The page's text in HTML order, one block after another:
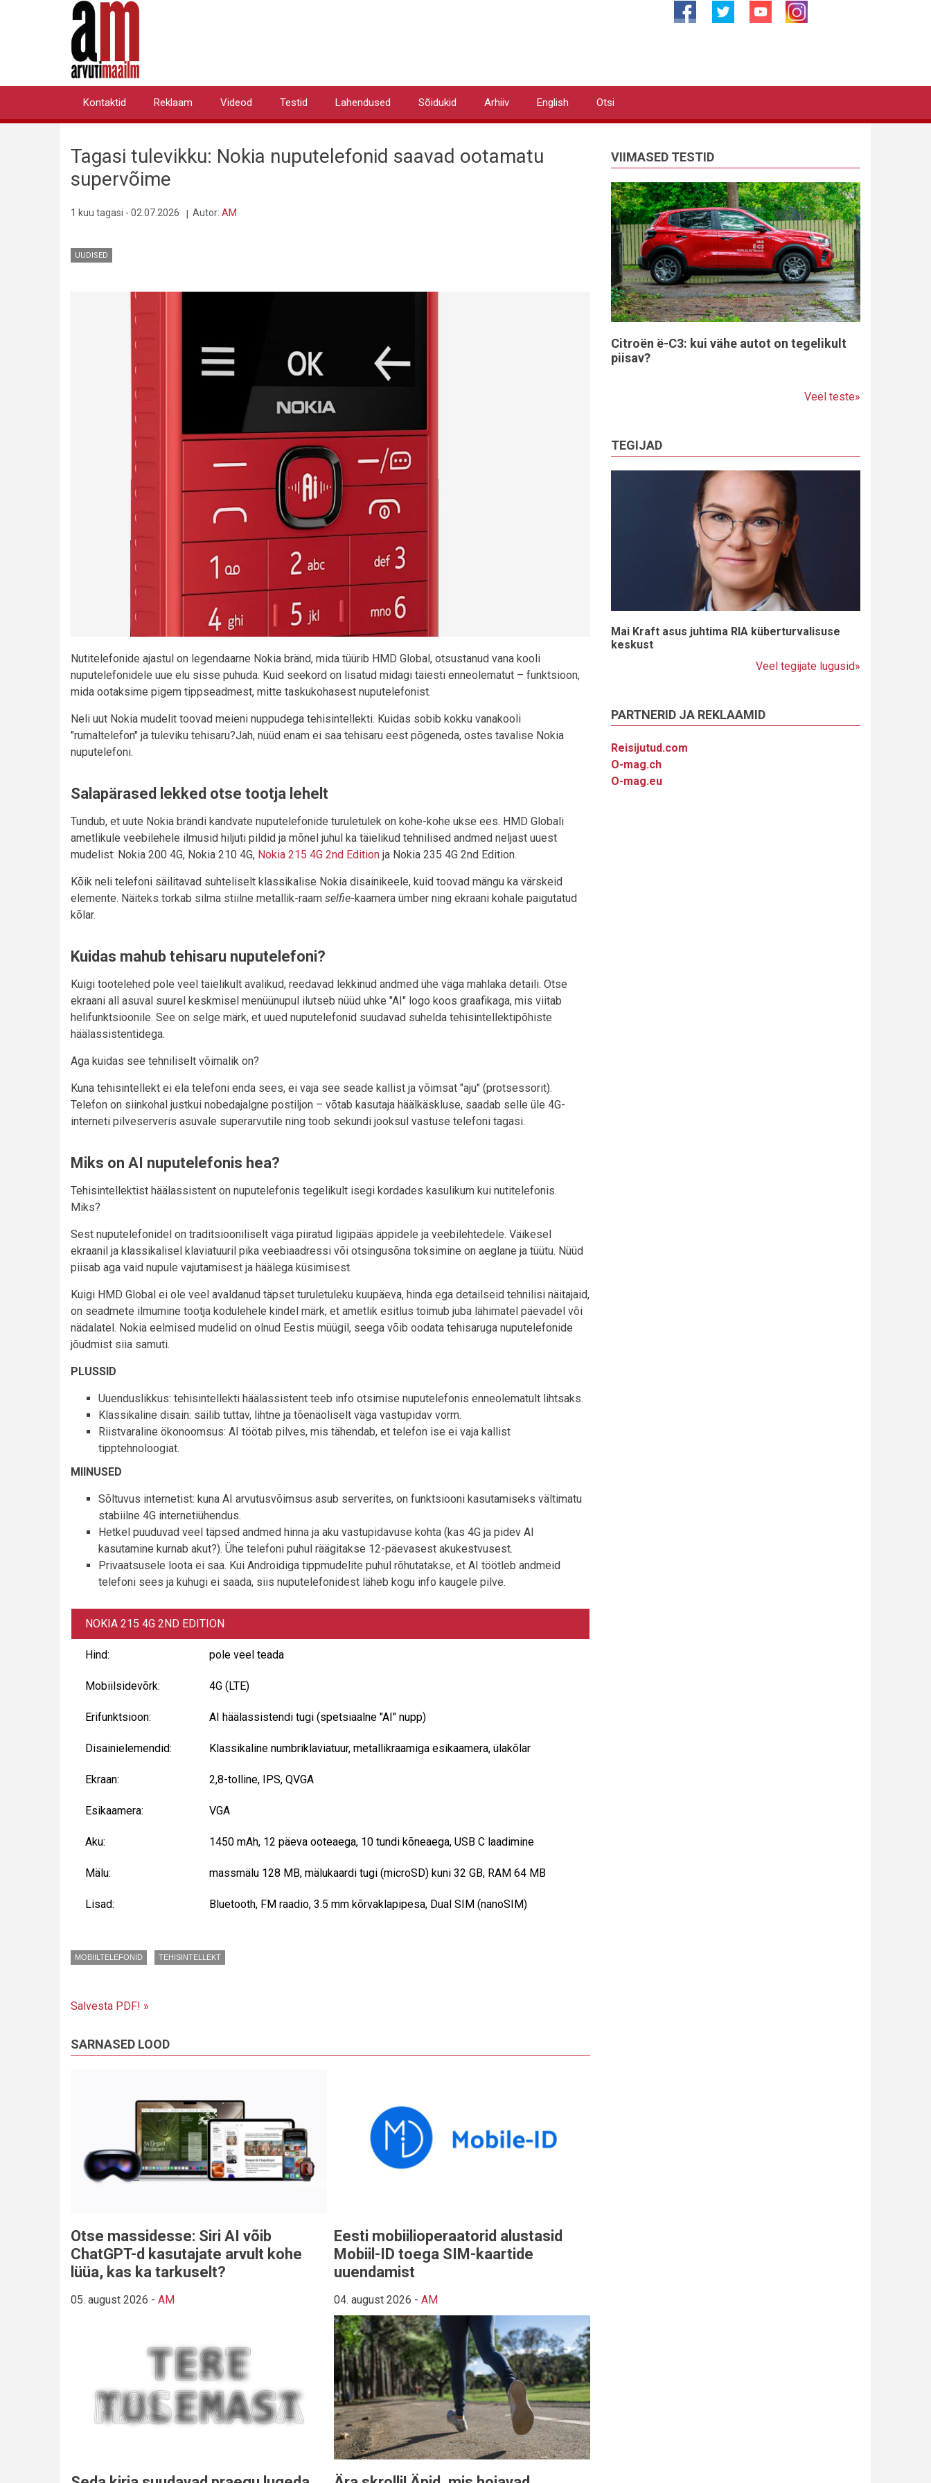
Primary
Kontaktid Reklaam Videod Testid Lahendused Sõidukid Arhiiv English Otsi
Tagasi tulevikku: Nokia nuputelefonid saavad ootamatu
supervõime
1 kuu tagasi - 02.07.2026 Autor: AM
UUDISED
Nutitelefonide ajastul on legendaarne Nokia bränd, mida tüürib HMD Global, otsustanud vana kooli
nuputelefonidele uue elu sisse puhuda. Kuid seekord on lisatud midagi täiesti enneolematut – funktsioon,
mida ootaksime pigem tippseadmest, mitte taskukohasest nuputelefonist.
Neli uut Nokia mudelit toovad meieni nuppudega tehisintellekti. Kuidas sobib kokku vanakooli
"rumaltelefon" ja tuleviku tehisaru?Jah, nüüd enam ei saa tehisaru eest põgeneda, ostes tavalise Nokia
nuputelefoni.
Salapärased lekked otse tootja lehelt
Tundub, et uute Nokia brändi kandvate nuputelefonide turuletulek on kohe-kohe ukse ees. HMD Globali
ametlikule veebilehele ilmusid hiljuti pildid ja mõnel juhul ka täielikud tehnilised andmed neljast uuest
mudelist: Nokia 200 4G, Nokia 210 4G, Nokia 215 4G 2nd Edition ja Nokia 235 4G 2nd Edition.
Kõik neli telefoni säilitavad suhteliselt klassikalise Nokia disainikeele, kuid toovad mängu ka värskeid
elemente. Näiteks torkab silma stiilne metallik-raam selfie-kaamera ümber ning ekraani kohale paigutatud
kõlar.
Kuidas mahub tehisaru nuputelefoni?
Kuigi tootelehed pole veel täielikult avalikud, reedavad lekkinud andmed ühe väga mahlaka detaili. Otse
ekraani all asuval suurel keskmisel menüünupul ilutseb nüüd uhke "AI" logo koos graafikaga, mis viitab
helifunktsioonile. See on selge märk, et uued nuputelefonid suudavad suhelda tehisintellektipõhiste
häälassistentidega.
Aga kuidas see tehniliselt võimalik on?
Kuna tehisintellekt ei ela telefoni enda sees, ei vaja see seade kallist ja võimsat "aju" (protsessorit).
Telefon on siinkohal justkui nobedajalgne postiljon – võtab kasutaja häälkäskluse, saadab selle üle 4G-
interneti pilveserveris asuvale superarvutile ning toob sekundi jooksul vastuse telefoni tagasi.
Miks on AI nuputelefonis hea?
Tehisintellektist häälassistent on nuputelefonis tegelikult isegi kordades kasulikum kui nutitelefonis.
Miks?
Sest nuputelefonidel on traditsiooniliselt väga piiratud ligipääs äppidele ja veebilehtedele. Väikesel
ekraanil ja klassikalisel klaviatuuril pika veebiaadressi või otsingusõna toksimine on aeglane ja tüütu. Nüüd
piisab aga vaid nupule vajutamisest ja häälega küsimisest.
Kuigi HMD Global ei ole veel avaldanud täpset turuletuleku kuupäeva, hinda ega detailseid tehnilisi näitajaid,
on seadmete ilmumine tootja kodulehele kindel märk, et ametlik esitlus toimub juba lähimatel päevadel või
nädalatel. Nokia eelmised mudelid on olnud Eestis müügil, seega võib oodata tehisaruga nuputelefonide
jõudmist siia samuti.
PLUSSID
Uuenduslikkus: tehisintellekti häälassistent teeb info otsimise nuputelefonis enneolematult lihtsaks.
Klassikaline disain: säilib tuttav, lihtne ja tõenäoliselt väga vastupidav vorm.
Riistvaraline ökonoomsus: AI töötab pilves, mis tähendab, et telefon ise ei vaja kallist
tipptehnoloogiat.
MIINUSED
Sõltuvus internetist: kuna AI arvutusvõimsus asub serverites, on funktsiooni kasutamiseks vältimatu
stabiilne 4G internetiühendus.
Hetkel puuduvad veel täpsed andmed hinna ja aku vastupidavuse kohta (kas 4G ja pidev AI
kasutamine kurnab akut?). Ühe telefoni puhul räägitakse 12-päevasest akukestvusest.
Privaatsusele loota ei saa. Kui Androidiga tippmudelite puhul rõhutatakse, et AI töötleb andmeid
telefoni sees ja kuhugi ei saada, siis nuputelefonidest läheb kogu info kaugele pilve.
NOKIA 215 4G 2ND EDITION
Hind: pole veel teada
Mobiilsidevõrk: 4G (LTE)
Erifunktsioon: AI häälassistendi tugi (spetsiaalne "AI" nupp)
Disainielemendid: Klassikaline numbriklaviatuur, metallikraamiga esikaamera, ülakõlar
Ekraan: 2,8-tolline, IPS, QVGA
Esikaamera: VGA
Aku: 1450 mAh, 12 päeva ooteaega, 10 tundi kõneaega, USB C laadimine
Mälu: massmälu 128 MB, mälukaardi tugi (microSD) kuni 32 GB, RAM 64 MB
Lisad: Bluetooth, FM raadio, 3.5 mm kõrvaklapipesa, Dual SIM (nanoSIM)
MOBIILTELEFONID TEHISINTELLEKT
Salvesta PDF! »
SARNASED LOOD
Otse massidesse: Siri AI võib
ChatGPT-d kasutajate arvult kohe
lüüa, kas ka tarkuselt?
05. august 2026 - AM
Eesti mobiilioperaatorid alustasid
Mobiil-ID toega SIM-kaartide
uuendamist
04. august 2026 - AM
VIIMASED TESTID
Citroën ë-C3: kui vähe autot on tegelikult
piisav?
Veel teste»
TEGIJAD
Mai Kraft asus juhtima RIA küberturvalisuse
keskust
Veel tegijate lugusid»
PARTNERID JA REKLAAMID
Reisijutud.com
O-mag.ch
O-mag.eu